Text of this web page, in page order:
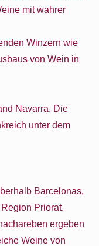
mit wahrer
Winzern wie
von Wein in
Navarra. Die
unter dem
Barcelonas,
Priorat.
ergeben
Weine von